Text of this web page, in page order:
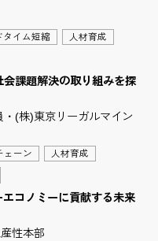
タイム短縮 人材育成
会課題解決の取り組みを探
(株)東京リーガルマイン
ェーン 人材育成
エコノミーに貢献する未来
性本部